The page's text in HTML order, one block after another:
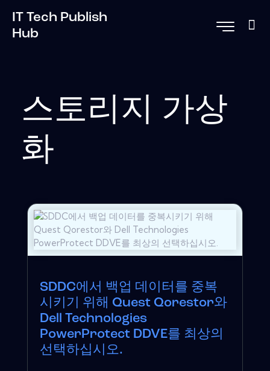
IT Tech Publish
Hub
스토리지 가상
화
SDDC에서 백업 데이터를 중복
시키기 위해 Quest Qorestor와
Dell Technologies
PowerProtect DDVE를 최상의
선택하십시오.